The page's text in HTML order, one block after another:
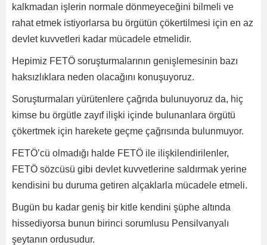
kalkmadan işlerin normale dönmeyeceğini bilmeli ve
rahat etmek istiyorlarsa bu örgütün çökertilmesi için en az
devlet kuvvetleri kadar mücadele etmelidir.
Hepimiz FETÖ soruşturmalarının genişlemesinin bazı
haksızlıklara neden olacağını konuşuyoruz.
Soruşturmaları yürütenlere çağrıda bulunuyoruz da, hiç
kimse bu örgütle zayıf ilişki içinde bulunanlara örgütü
çökertmek için harekete geçme çağrısında bulunmuyor.
FETÖ’cü olmadığı halde FETÖ ile ilişkilendirilenler,
FETÖ sözcüsü gibi devlet kuvvetlerine saldırmak yerine
kendisini bu duruma getiren alçaklarla mücadele etmeli.
Bugün bu kadar geniş bir kitle kendini şüphe altında
hissediyorsa bunun birinci sorumlusu Pensilvanyalı
şeytanın ordusudur.